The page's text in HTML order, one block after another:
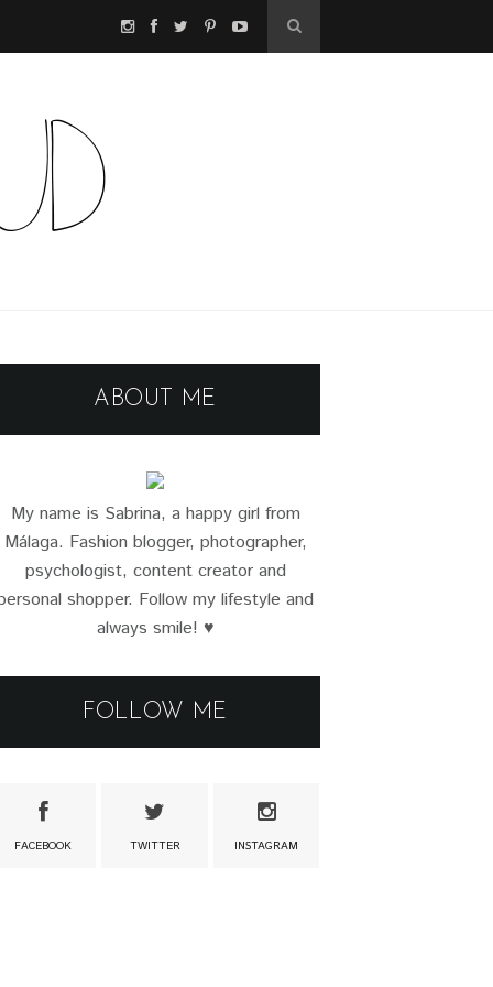
ABOUT ME
My name is Sabrina, a happy girl from
Málaga. Fashion blogger, photographer,
psychologist, content creator and
shopper. Follow my lifestyle and
always smile! ♥
FOLLOW ME
FACEBOOK TWITTER INSTAGRAM